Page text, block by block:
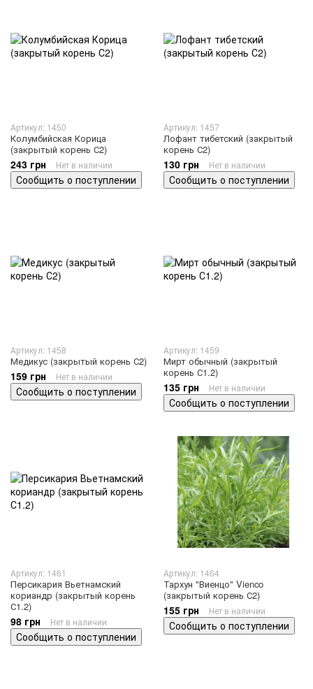
Артикул: 1450
Колумбийская Корица
(закрытый корень С2)
243 грн Нет в наличии
Сообщить о поступлении
Артикул: 1457
Лофант тибетский (закрытый
корень С2)
130 грн Нет в наличии
Сообщить о поступлении
Артикул: 1458
Медикус (закрытый корень С2)
159 грн Нет в наличии
Сообщить о поступлении
Артикул: 1459
Мирт обычный (закрытый
корень С1.2)
135 грн Нет в наличии
Сообщить о поступлении
Артикул: 1461
Персикария Вьетнамский
кориандр (закрытый корень
С1.2)
98 грн Нет в наличии
Сообщить о поступлении
Артикул: 1464
Тархун "Виенцо" Vienco
(закрытый корень С2)
155 грн Нет в наличии
Сообщить о поступлении